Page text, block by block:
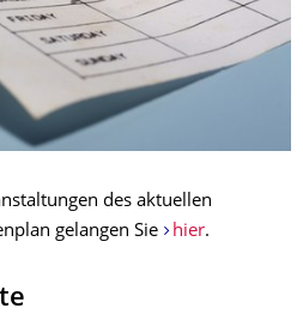
des aktuellen
gelangen Sie
hier.